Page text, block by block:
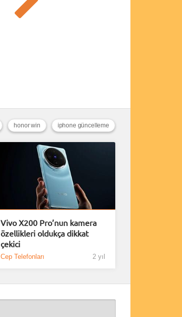
iphone güncelleme
honor win
Vivo X200 Pro’nun kamera
özellikleri oldukça dikkat
çekici
Cep Telefonları 2 yıl